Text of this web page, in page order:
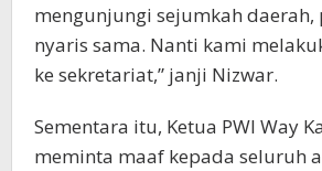
mengunjungi sejumkah daerah,
nyaris sama. Nanti kami
ke sekretariat,” janji Nizwar.
Sementara itu, Ketua PWI Way
meminta maaf kepada seluruh